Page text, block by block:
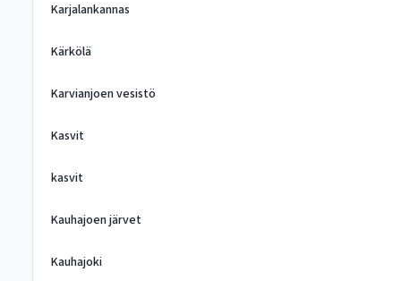
Karjalankannas
Kärkölä
Karvianjoen vesistö
Kasvit
kasvit
Kauhajoen järvet
Kauhajoki